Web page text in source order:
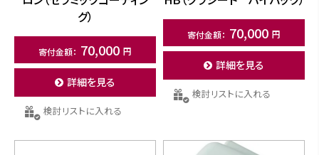
グ）
70,000
詳細を見る
検討リストに入れる
70,000
詳細を見る
検討リストに入れる